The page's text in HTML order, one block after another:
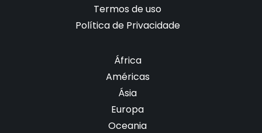
Termos de uso
Política de Privacidade
África
Américas
Ásia
Europa
Oceania